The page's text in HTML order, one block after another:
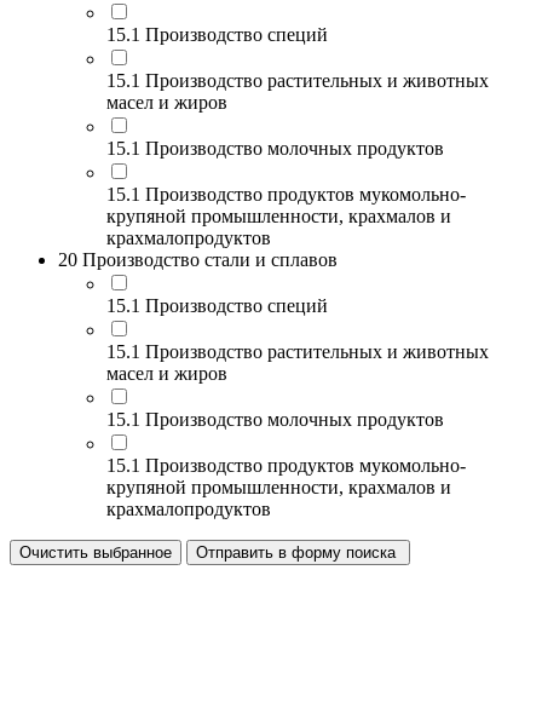
15.1 Производство специй
15.1 Производство растительных и животных
масел и жиров
15.1 Производство молочных продуктов
15.1 Производство продуктов мукомольно-
крупяной промышленности, крахмалов и
крахмалопродуктов
20 Производство стали и сплавов
15.1 Производство специй
15.1 Производство растительных и животных
масел и жиров
15.1 Производство молочных продуктов
15.1 Производство продуктов мукомольно-
крупяной промышленности, крахмалов и
крахмалопродуктов